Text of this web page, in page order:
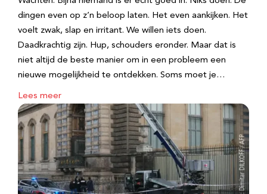
dingen even op z’n beloop laten. Het even aankijken. Het
voelt zwak, slap en irritant. We willen iets doen.
Daadkrachtig zijn. Hup, schouders eronder. Maar dat is
niet altijd de beste manier om in een probleem een
nieuwe mogelijkheid te ontdekken. Soms moet je…
Lees meer